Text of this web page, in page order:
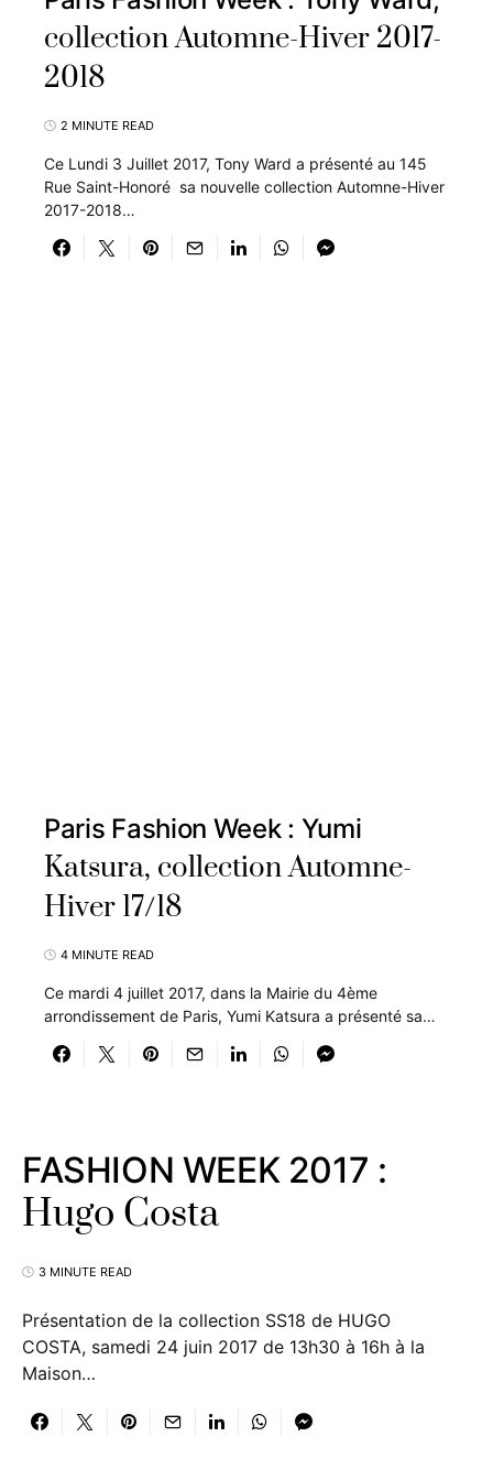
collection Automne-Hiver 2017-
2018
2 MINUTE READ
Ce Lundi 3 Juillet 2017, Tony Ward a présenté au 145
Rue Saint-Honoré sa nouvelle collection Automne-Hiver
2017-2018…
Paris Fashion Week : Yumi
Katsura, collection Automne-
Hiver 17/18
4 MINUTE READ
Ce mardi 4 juillet 2017, dans la Mairie du 4ème
arrondissement de Paris, Yumi Katsura a présenté sa…
FASHION WEEK 2017 :
Hugo Costa
3 MINUTE READ
Présentation de la collection SS18 de HUGO
COSTA, samedi 24 juin 2017 de 13h30 à 16h à la
Maison…